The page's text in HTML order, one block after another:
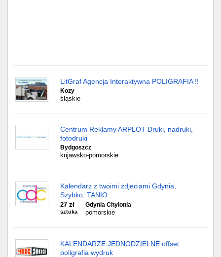
LitGraf Agencja Interaktywna POLIGRAFIA !!
Kozy
śląskie
Centrum Reklamy ARPLOT Druki, nadruki,
fotodruki
Bydgoszcz
kujawsko-pomorskie
Kalendarz z twoimi zdjeciami Gdynia,
Szybko, TANIO
27 zł
sztuka
Gdynia Chylonia
pomorskie
KALENDARZE JEDNODZIELNE offset
poligrafia wydruk